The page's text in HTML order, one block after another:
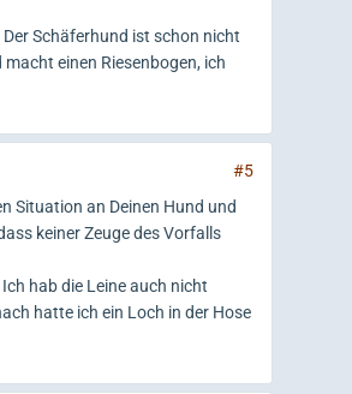
Schäferhund ist schon nicht
einen Riesenbogen, ich
#5
Situation an Deinen Hund und
keiner Zeuge des Vorfalls
hab die Leine auch nicht
hatte ich ein Loch in der Hose